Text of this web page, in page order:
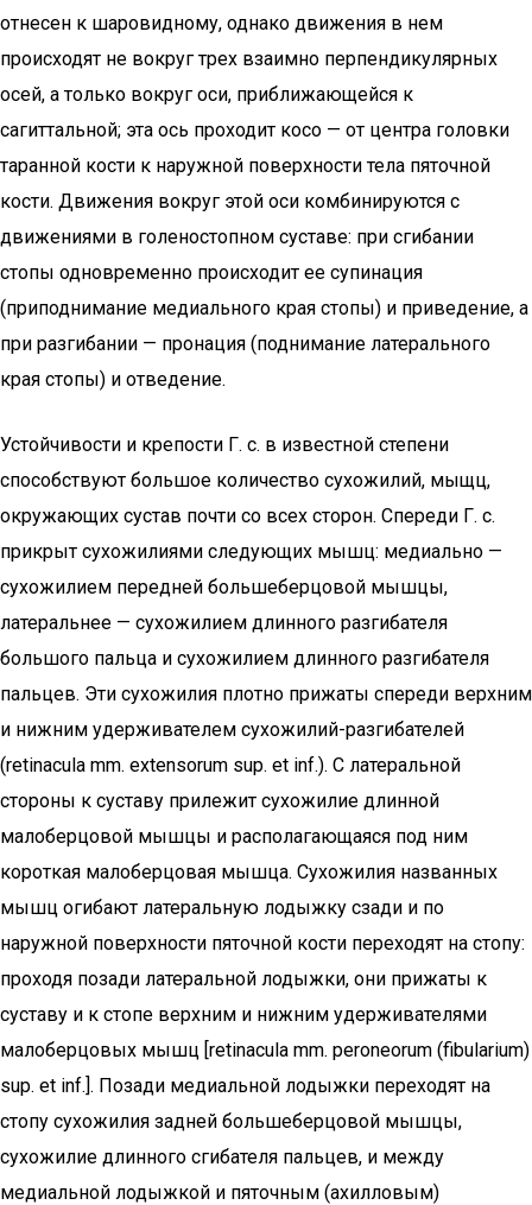
отнесен к шаровидному, однако движения в нем
происходят не вокруг трех взаимно перпендикулярных
осей, а только вокруг оси, приближающейся к
сагиттальной; эта ось проходит косо — от центра головки
таранной кости к наружной поверхности тела пяточной
кости. Движения вокруг этой оси комбинируются с
движениями в голеностопном суставе: при сгибании
стопы одновременно происходит ее супинация
(приподнимание медиального края стопы) и приведение, а
при разгибании — пронация (поднимание латерального
края стопы) и отведение.
Устойчивости и крепости Г. с. в известной степени
способствуют большое количество сухожилий, мыщц,
окружающих сустав почти со всех сторон. Спереди Г. с.
прикрыт сухожилиями следующих мышц: медиально —
сухожилием передней большеберцовой мышцы,
латеральнее — сухожилием длинного разгибателя
большого пальца и сухожилием длинного разгибателя
пальцев. Эти сухожилия плотно прижаты спереди верхним
и нижним удерживателем сухожилий-разгибателей
(retinacula mm. extensorum sup. et inf.). С латеральной
стороны к суставу прилежит сухожилие длинной
малоберцовой мышцы и располагающаяся под ним
короткая малоберцовая мышца. Сухожилия названных
мышц огибают латеральную лодыжку сзади и по
наружной поверхности пяточной кости переходят на стопу:
проходя позади латеральной лодыжки, они прижаты к
суставу и к стопе верхним и нижним удерживателями
малоберцовых мышц [retinacula mm. peroneorum (fibularium)
sup. et inf.]. Позади медиальной лодыжки переходят на
стопу сухожилия задней большеберцовой мышцы,
сухожилие длинного сгибателя пальцев, и между
медиальной лодыжкой и пяточным (ахилловым)